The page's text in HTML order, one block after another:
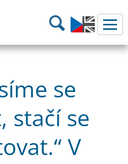
dopravy Hledání
se
stačí se
V